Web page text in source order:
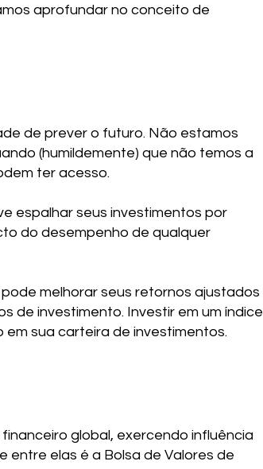
aprofundar no conceito de
de prever o futuro. Não estamos
(humildemente) que não temos a
ter acesso.
espalhar seus investimentos por
do desempenho de qualquer
melhorar seus retornos ajustados
de investimento. Investir em um índice
sua carteira de investimentos.
global, exercendo influência
entre elas é a Bolsa de Valores de